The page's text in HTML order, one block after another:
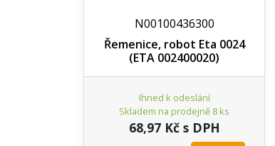
N00100436300
Řemenice, robot Eta 0024
(ETA 002400020)
Ihned k odeslání
Skladem na prodejně 8 ks
68,97 Kč s DPH